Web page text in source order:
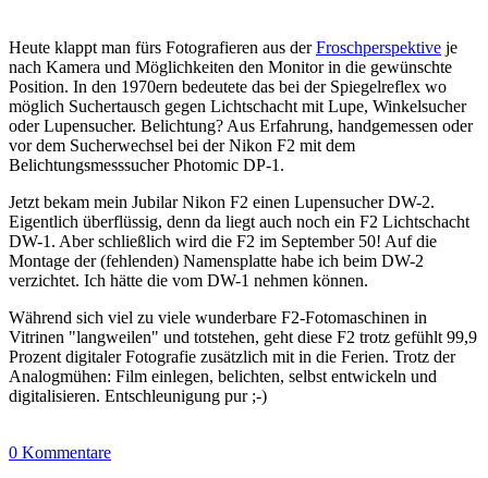
Heute klappt man fürs Fotografieren aus derFroschperspektive je
nach Kamera und Möglichkeiten den Monitor in die gewünschte
Position. In den 1970ern bedeutete das bei der Spiegelreflex wo
möglich Suchertausch gegen Lichtschacht mit Lupe, Winkelsucher
oder Lupensucher. Belichtung? Aus Erfahrung, handgemessen oder
vor dem Sucherwechsel bei der Nikon F2 mit dem
Belichtungsmesssucher Photomic DP-1.
Jetzt bekam mein Jubilar Nikon F2 einen Lupensucher DW-2.
Eigentlich überflüssig, denn da liegt auch noch ein F2 Lichtschacht
DW-1. Aber schließlich wird die F2 im September 50! Auf die
Montage der (fehlenden) Namensplatte habe ich beim DW-2
verzichtet. Ich hätte die vom DW-1 nehmen können.
Während sich viel zu viele wunderbare F2-Fotomaschinen in
Vitrinen "langweilen" und totstehen, geht diese F2 trotz gefühlt 99,9
Prozent digitaler Fotografie zusätzlich mit in die Ferien. Trotz der
Analogmühen: Film einlegen, belichten, selbst entwickeln und
digitalisieren. Entschleunigung pur ;-)
0 Kommentare